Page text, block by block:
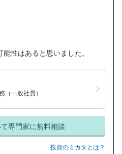
性はあると思いました。
（一般社員）
専門家に無料相談
投資のミカタとは？